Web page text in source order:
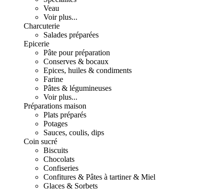
Veau
Voir plus...
Charcuterie
Salades préparées
Epicerie
Pâte pour préparation
Conserves & bocaux
Epices, huiles & condiments
Farine
Pâtes & légumineuses
Voir plus...
Préparations maison
Plats préparés
Potages
Sauces, coulis, dips
Coin sucré
Biscuits
Chocolats
Confiseries
Confitures & Pâtes à tartiner & Miel
Glaces & Sorbets